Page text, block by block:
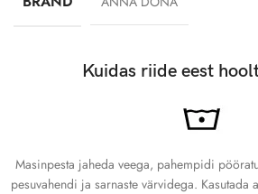
B. Laius
Mõõda särgi laius rinna alt – aseta
Kuidas riide eest
Masinpesta jaheda veega, pahempidi
pesuvahendi ja sarnaste värvidega. Kasutada